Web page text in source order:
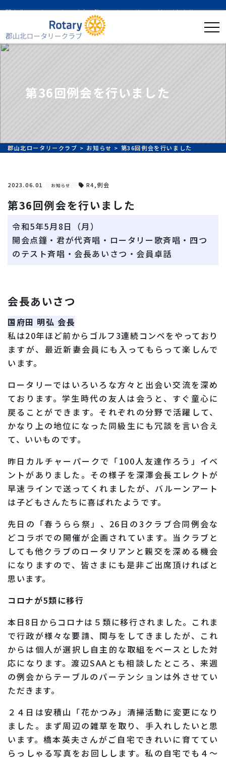
郡山北ロータリークラブ｜国際ロータリー第2530地区/中央分区
第36回例会を行いました
郡山北ロータリークラブ > お知らせ > 第36回例会を行いました
2023.06.01 お知らせ R4 ,例会
第36回例会を行いました
令和5年5月8日（月）
開会点鐘・君が代斉唱・ロータリー歌斉唱・四つ
のテスト斉唱・会長あいさつ・会員卓話
会長あいさつ
国府田 明弘 会長
私は20年ほど前からゴルフ3連続コンペをやっており
ますが、最近新妻会員にも入ってもらって楽しんで
います。
ロータリーではいろいろな方々と出会い交流を深め
ております。学生時代の友人は会うと、すぐ童心に
戻ることができます。それぞれの分野で活躍して、
かなり上の地位になった同級生にも冗談を言い合え
て、いいものです。
昨日カルチャーパークで「100人友達作ろう」イベ
ントがありました。その様子を深澤会長エレクトが
早速ラインで送ってくれましたが、バルーンアート
は子どもさんたちに喜ばれたようです。
先日の「春うらら祭」、26日の3クラブ合同例会な
どコラボでの開催が企画されています。当クラブと
しても他クラブのロータリアンと親交を深める機会
になりますので、皆さまにも是非ご出席頂ければと
思います。
コロナが5類に移行
本日8日からコロナは５類に移行されました。これま
で行政が様々な要請、関与をしてきましたが、これ
からは個人が選択し自主的な取組をベースとした対
応になります。渡辺SAAとも相談したところ、来週
の例会からテーブルのパーテンションは外させてい
ただきます。
２４日は安積山「花かつみ」清掃活動に変更になり
ました。まず周辺の雑草を取り、手入れしたいと思
います。橋本英夫さんがご自宅できれいに育ててい
らっしゃる写真をお回しします。私の自宅でも４～